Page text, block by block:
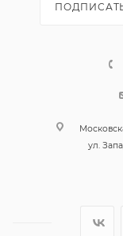
ул.